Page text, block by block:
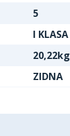
5
I KLASA
20,22kg
ZIDNA